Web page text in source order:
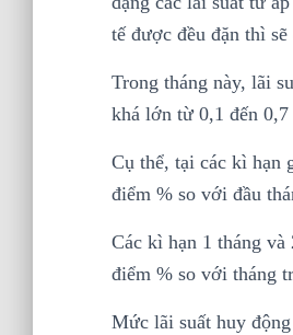
tế được đều đặn thì
Trong tháng này, lãi
khá lớn từ 0,1 đến
Cụ thể, tại các kì hạn
điểm % so với đầu
Các kì hạn 1 tháng
điểm % so với tháng
Mức lãi suất huy